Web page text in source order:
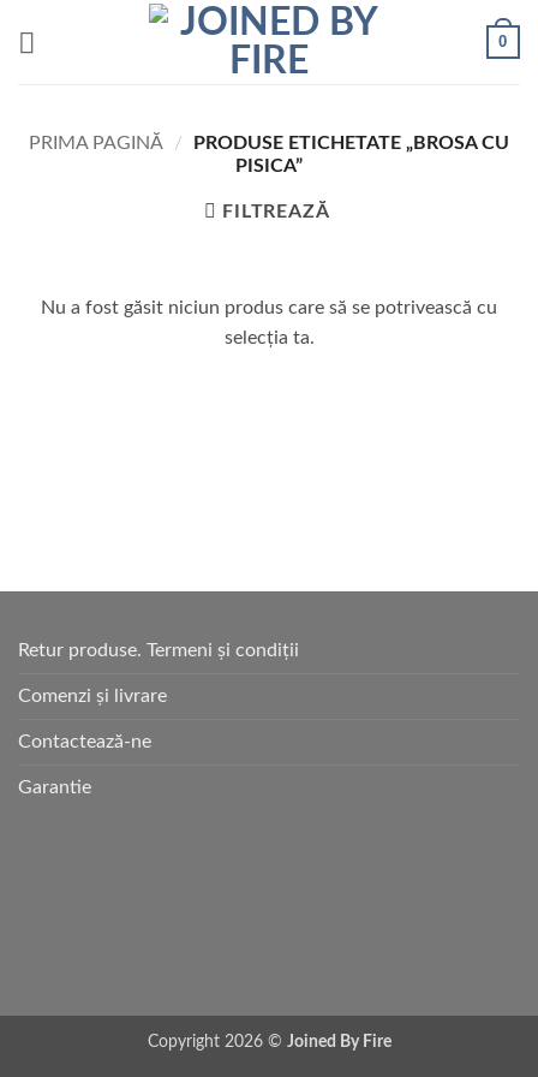
0
PRIMA PAGINĂ /
PRODUSE ETICHETATE „BROSA CU
PISICA”
FILTREAZĂ
Nu a fost găsit niciun produs care să se potrivească cu
selecția ta.
Retur produse. Termeni și condiții
Comenzi și livrare
Contactează-ne
Garantie
Copyright 2026 © Joined By Fire